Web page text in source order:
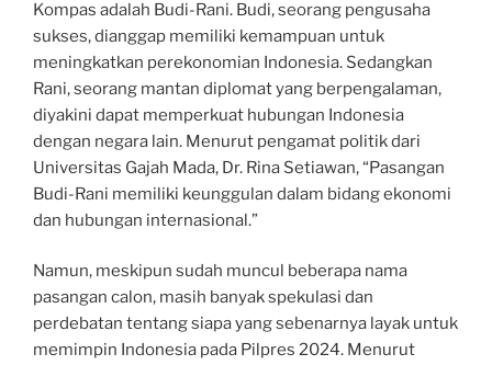
Kompas adalah Budi-Rani. Budi, seorang pengusaha
sukses, dianggap memiliki kemampuan untuk
meningkatkan perekonomian Indonesia. Sedangkan
Rani, seorang mantan diplomat yang berpengalaman,
diyakini dapat memperkuat hubungan Indonesia
dengan negara lain. Menurut pengamat politik dari
Universitas Gajah Mada, Dr. Rina Setiawan, “Pasangan
Budi-Rani memiliki keunggulan dalam bidang ekonomi
dan hubungan internasional.”
Namun, meskipun sudah muncul beberapa nama
pasangan calon, masih banyak spekulasi dan
perdebatan tentang siapa yang sebenarnya layak untuk
memimpin Indonesia pada Pilpres 2024. Menurut